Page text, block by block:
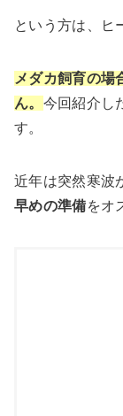
という方は、ヒ
メダカ飼育の場
ん。 今回紹介し
す。
近年は突然寒波
早めの準備をオ